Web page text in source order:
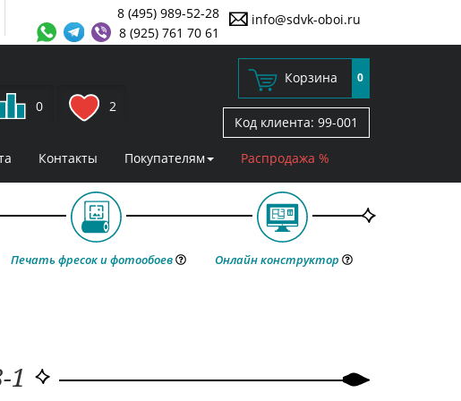
info@sdvk-oboi.ru
8 (495) 989-52-28
8 (925) 761 70 61
0 2
Корзина 0
Код клиента: 99-001
Контакты Покупателям Распродажа %
Печать фресок и фотообоев Онлайн конструктор
1